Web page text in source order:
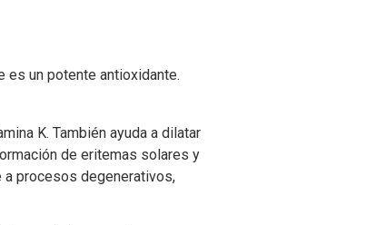
es un potente antioxidante.
K. También ayuda a dilatar
de eritemas solares y
a procesos degenerativos,